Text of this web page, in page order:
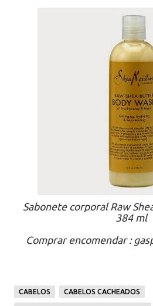
Sabonete corporal Raw
384 ml
Comprar encomendar :
CABELOS CABELOS CACHEADOS